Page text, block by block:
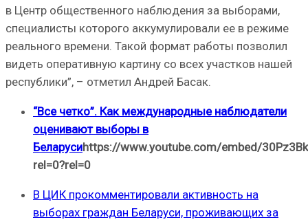
в Центр общественного наблюдения за выборами,
специалисты которого аккумулировали ее в режиме
реального времени. Такой формат работы позволил
видеть оперативную картину со всех участков нашей
республики”, – отметил Андрей Басак.
“Все четко”. Как международные наблюдатели
оценивают выборы в
Беларусиhttps://www.youtube.com/embed/
rel=0?rel=0
В ЦИК прокомментировали активность на
выборах граждан Беларуси, проживающих за